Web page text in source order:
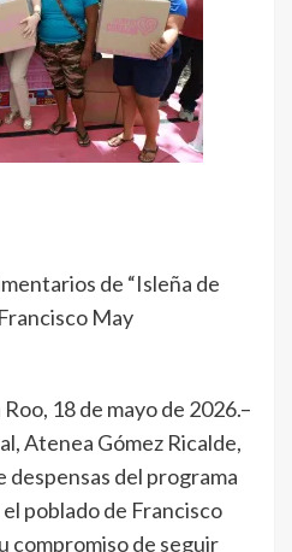
de “Isleña de
May
18 de mayo de 2026.–
Atenea Gómez Ricalde,
despensas del programa
poblado de Francisco
compromiso de seguir